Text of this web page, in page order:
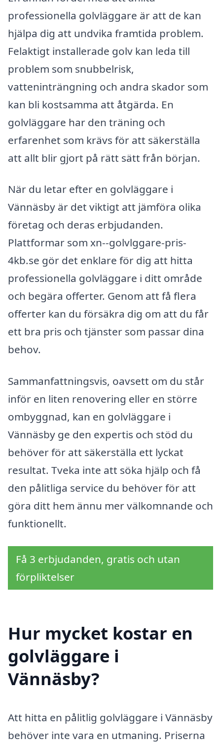
professionella golvläggare är att de kan
hjälpa dig att undvika framtida problem.
Felaktigt installerade golv kan leda till
problem som snubbelrisk,
vatteninträngning och andra skador som
kan bli kostsamma att åtgärda. En
golvläggare har den träning och
erfarenhet som krävs för att säkerställa
att allt blir gjort på rätt sätt från början.
När du letar efter en golvläggare i
Vännäsby är det viktigt att jämföra olika
företag och deras erbjudanden.
Plattformar som xn--golvlggare-pris-
4kb.se gör det enklare för dig att hitta
professionella golvläggare i ditt område
och begära offerter. Genom att få flera
offerter kan du försäkra dig om att du får
ett bra pris och tjänster som passar dina
behov.
Sammanfattningsvis, oavsett om du står
inför en liten renovering eller en större
ombyggnad, kan en golvläggare i
Vännäsby ge den expertis och stöd du
behöver för att säkerställa ett lyckat
resultat. Tveka inte att söka hjälp och få
den pålitliga service du behöver för att
göra ditt hem ännu mer välkomnande och
funktionellt.
Få 3 erbjudanden, gratis och utan
förpliktelser
Hur mycket kostar en
golvläggare i
Vännäsby?
Att hitta en pålitlig golvläggare i Vännäsby
behöver inte vara en utmaning. Priserna